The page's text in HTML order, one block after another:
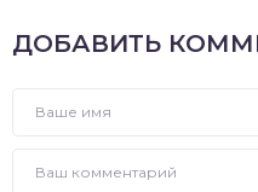
ДОБАВИТЬ